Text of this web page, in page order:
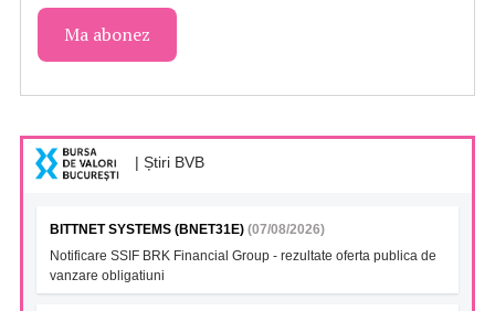
| Știri BVB
BITTNET SYSTEMS (BNET31E) (07/08/2026)
Notificare SSIF BRK Financial Group - rezultate oferta publica de
vanzare obligatiuni